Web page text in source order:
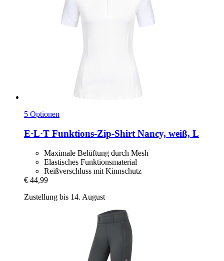
5 Optionen
E·L·T Funktions-​Zip-​Shirt Nancy, weiß, L
Maximale Belüftung durch Mesh
Elastisches Funktionsmaterial
Reißverschluss mit Kinnschutz
€ 44,99
Zustellung bis 14. August